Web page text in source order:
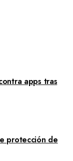
apps tras
protección de